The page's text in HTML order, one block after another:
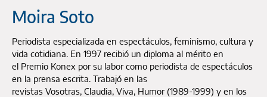
Moira Soto
Periodista especializada en espectáculos, feminismo, cultura y
vida cotidiana. En 1997 recibió un diploma al mérito en
el Premio Konex por su labor como periodista de espectáculos
en la prensa escrita. Trabajó en las
revistas Vosotras, Claudia, Viva, Humor (1989-1999) y en los